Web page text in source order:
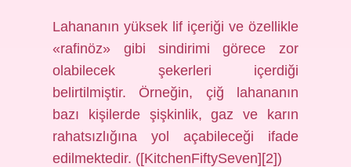
Lahananın yüksek lif içeriği ve özellikle
«rafinöz» gibi sindirimi görece zor
olabilecek şekerleri içerdiği
belirtilmiştir. Örneğin, çiğ lahananın
bazı kişilerde şişkinlik, gaz ve karın
rahatsızlığına yol açabileceği ifade
edilmektedir. ([KitchenFiftySeven][2])